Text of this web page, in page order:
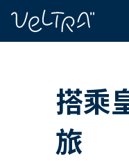
搭乘
旅